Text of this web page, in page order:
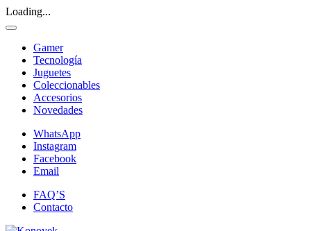
Loading...
Gamer
Tecnología
Juguetes
Coleccionables
Accesorios
Novedades
WhatsApp
Instagram
Facebook
Email
FAQ’S
Contacto